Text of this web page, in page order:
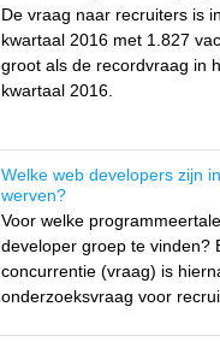
De vraag naar recruiters is
kwartaal 2016 met 1.827
groot als de recordvraag in
kwartaal 2016.
Welke web developers zijn
werven?
Voor welke
developer groep te vinden?
concurrentie (vraag) is
onderzoeksvraag voor